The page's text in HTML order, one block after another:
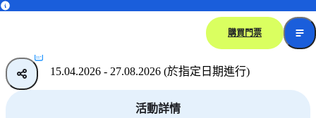
購買門票
15.04.2026 - 27.08.2026 (於指定日期進行)
活動詳情